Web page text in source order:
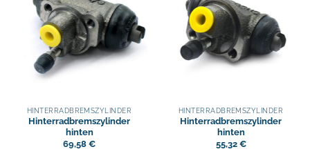
HINTERRADBREMSZYLINDER
Hinterradbremszylinder
hinten
69,58 €
HINTERRADBREMSZYLINDER
Hinterradbremszylinder
hinten
55,32 €